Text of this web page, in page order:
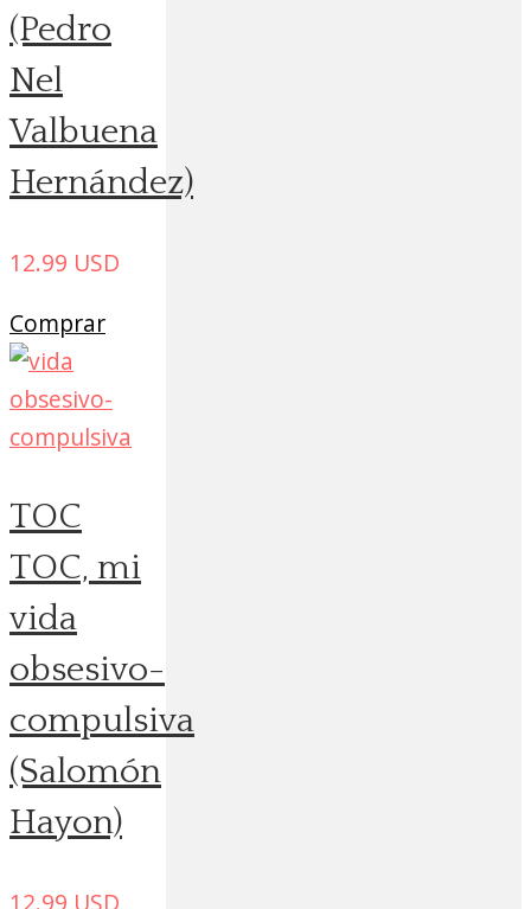
(Pedro
Nel
Valbuena
Hernández)
12.99 USD
Comprar
TOC
TOC, mi
vida
obsesivo-
compulsiva
(Salomón
Hayon)
12.99 USD